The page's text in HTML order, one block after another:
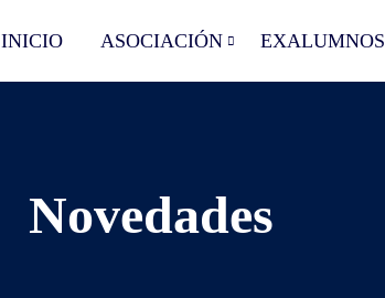
INICIO ASOCIACIÓN EXALUMNOS
Novedades